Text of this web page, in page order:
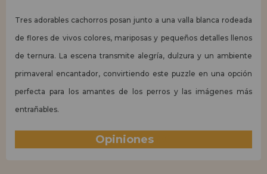
Tres adorables cachorros posan junto a una valla blanca rodeada
de flores de vivos colores, mariposas y pequeños detalles llenos
de ternura. La escena transmite alegría, dulzura y un ambiente
primaveral encantador, convirtiendo este puzzle en una opción
perfecta para los amantes de los perros y las imágenes más
entrañables.
Opiniones